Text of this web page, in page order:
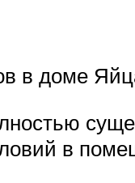
в доме
в